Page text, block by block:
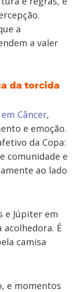
a
a valer
da torcida
Câncer,
e emoção.
da Copa:
comunidade e
ao lado
e Júpiter em
É
camisa
e momentos